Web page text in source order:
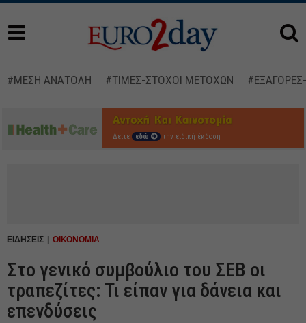
#ΜΕΣΗ ΑΝΑΤΟΛΗ #ΤΙΜΕΣ-ΣΤΟΧΟΙ ΜΕΤΟΧΩΝ
Δείτε εδώ την ειδική έκδοση
ΕΙΔΗΣΕΙΣ ΟΙΚΟΝΟΜΙΑ
Στο γενικό συμβούλιο του ΣΕΒ οι
τραπεζίτες: Τι είπαν για δάνεια και
επενδύσεις